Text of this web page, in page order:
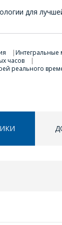
для
Интегральные
часов
реального
ОФОРМИТЬ